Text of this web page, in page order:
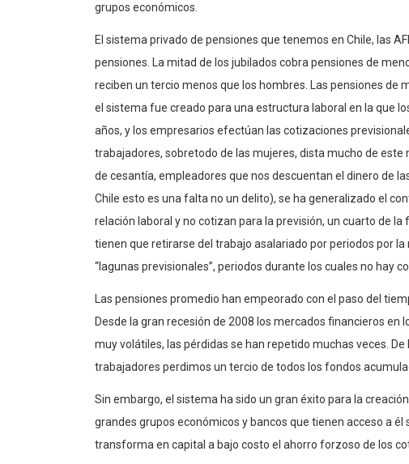
grupos económicos.
El sistema privado de pensiones que tenemos en Chile, las
pensiones. La mitad de los jubilados cobra pensiones de
reciben un tercio menos que los hombres. Las pensiones de
el sistema fue creado para una estructura laboral en la que
años, y los empresarios efectúan las cotizaciones
trabajadores, sobretodo de las mujeres, dista mucho de
de cesantía, empleadores que nos descuentan el dinero de
Chile esto es una falta no un delito), se ha generalizado el
relación laboral y no cotizan para la previsión, un cuarto de
tienen que retirarse del trabajo asalariado por periodos por
“lagunas previsionales”, periodos durante los cuales no hay
Las pensiones promedio han empeorado con el paso del
Desde la gran recesión de 2008 los mercados financieros en
muy volátiles, las pérdidas se han repetido muchas veces.
trabajadores perdimos un tercio de todos los fondos
Sin embargo, el sistema ha sido un gran éxito para la
grandes grupos económicos y bancos que tienen acceso a
transforma en capital a bajo costo el ahorro forzoso de los